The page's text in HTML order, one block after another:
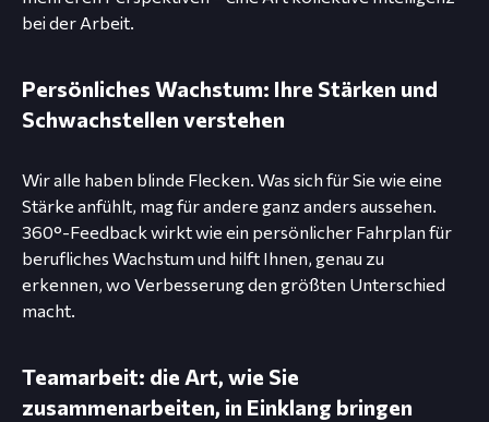
bei der Arbeit.
Persönliches Wachstum: Ihre Stärken und
Schwachstellen verstehen
Wir alle haben blinde Flecken. Was sich für Sie wie eine
Stärke anfühlt, mag für andere ganz anders aussehen.
360°-Feedback wirkt wie ein persönlicher Fahrplan für
berufliches Wachstum und hilft Ihnen, genau zu
erkennen, wo Verbesserung den größten Unterschied
macht.
Teamarbeit: die Art, wie Sie
zusammenarbeiten, in Einklang bringen